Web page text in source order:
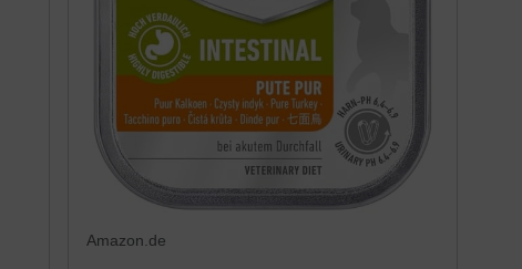
Amazon.de